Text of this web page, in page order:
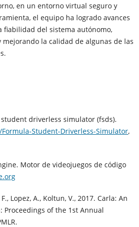
en un entorno virtual seguro y
el equipo ha logrado avances
fiabilidad del sistema autónomo,
la calidad de algunas de las
driverless simulator (fsds).
Student-Driverless-Simulator,
Motor de videojuegos de código
Lopez, A., Koltun, V., 2017. Carla: An
of the 1st Annual